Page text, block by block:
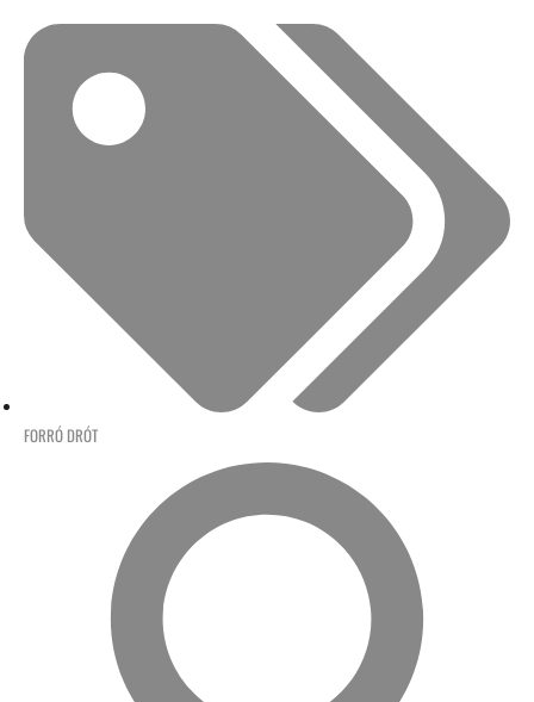
FORRÓ DRÓT